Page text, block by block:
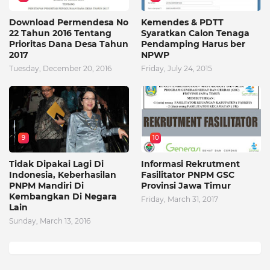
Download Permendesa No
22 Tahun 2016 Tentang
Prioritas Dana Desa Tahun
2017
Tuesday, December 20, 2016
Kemendes & PDTT
Syaratkan Calon Tenaga
Pendamping Harus ber
NPWP
Friday, July 24, 2015
9
Tidak Dipakai Lagi Di
Indonesia, Keberhasilan
PNPM Mandiri Di
Kembangkan Di Negara
Lain
Sunday, March 13, 2016
10
Informasi Rekrutment
Fasilitator PNPM GSC
Provinsi Jawa Timur
Friday, March 31, 2017